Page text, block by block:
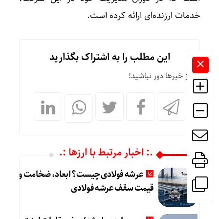
خدمات ارزنده‌ای ارائه کرده است.
این مطلب را به اشتراک بگذارید
از خبرها دور نباشید!
.: اخبار مرتبط با ارزها :.
عرشه فولادی چیست؟ ابعاد، ضخامت و
قیمت سقف عرشه فولادی